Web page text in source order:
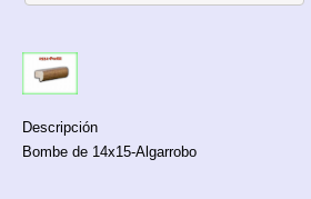
Descripción
Bombe de 14x15-Algarrobo